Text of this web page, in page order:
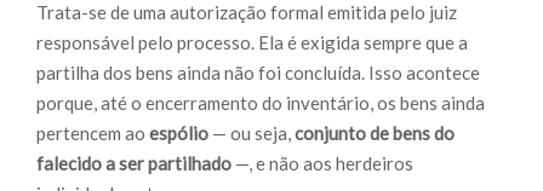
Trata-se de uma autorização formal emitida pelo juiz
responsável pelo processo. Ela é exigida sempre que a
partilha dos bens ainda não foi concluída. Isso acontece
porque, até o encerramento do inventário, os bens ainda
pertencem ao espólio — ou seja,conjunto de bens do
falecido a ser partilhado —, e não aos herdeiros